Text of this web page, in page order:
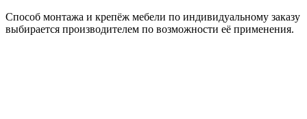
Способ монтажа и крепёж мебели по индивидуальному заказу
выбирается производителем по возможности её применения.